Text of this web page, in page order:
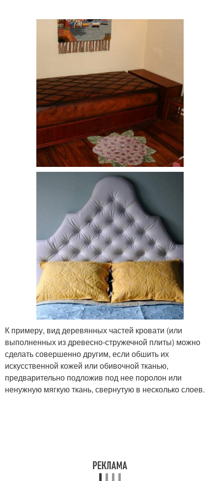
К примеру, вид деревянных частей кровати (или
выполненных из древесно-стружечной плиты) можно
сделать совершенно другим, если обшить их
искусственной кожей или обивочной тканью,
предварительно подложив под нее поролон или
ненужную мягкую ткань, свернутую в несколько слоев.